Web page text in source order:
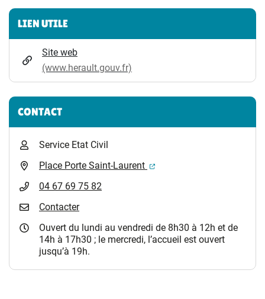
Informations complémentaires
LIEN UTILE
Site web
(www.herault.gouv.fr)
CONTACT
Service Etat Civil
Place Porte Saint-Laurent
(ouverture dans un
04 67 69 75 82
Contacter
Ouvert du lundi au vendredi de 8h30 à 12h et de
14h à 17h30 ; le mercredi, l’accueil est ouvert
jusqu’à 19h.